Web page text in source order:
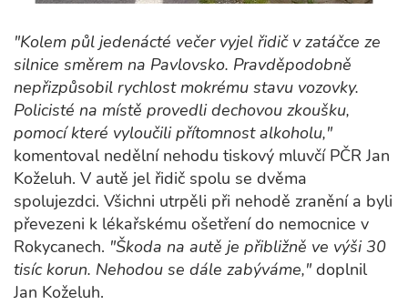
"Kolem půl jedenácté večer vyjel řidič v zatáčce ze
silnice směrem na Pavlovsko. Pravděpodobně
nepřizpůsobil rychlost mokrému stavu vozovky.
Policisté na místě provedli dechovou zkoušku,
pomocí které vyloučili přítomnost alkoholu,"
komentoval nedělní nehodu tiskový mluvčí PČR Jan
Koželuh. V autě jel řidič spolu se dvěma
spolujezdci. Všichni utrpěli při nehodě zranění a byli
převezeni k lékařskému ošetření do nemocnice v
Rokycanech. "Škoda na autě je přibližně ve výši 30
tisíc korun. Nehodou se dále zabýváme," doplnil
Jan Koželuh.